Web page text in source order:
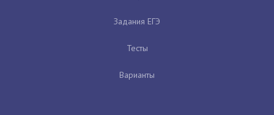
Задания ЕГЭ
Тесты
Варианты